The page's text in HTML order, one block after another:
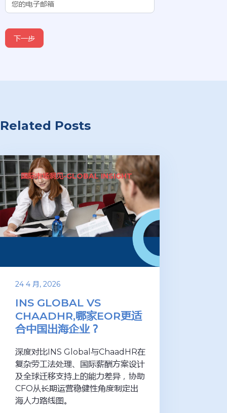
下一步
Related Posts
国际市场洞见-GLOBAL INSIGHT
24 4 月, 2026
INS GLOBAL VS
CHAADHR,哪家EOR更适
合中国出海企业？
深度对比INS Global与ChaadHR在
复杂劳工法处理、国际薪酬方案设计
及全球迁移支持上的能力差异，协助
CFO从长期运营稳健性角度制定出
海人力路线图。